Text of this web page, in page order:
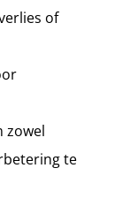
of
zowel
te